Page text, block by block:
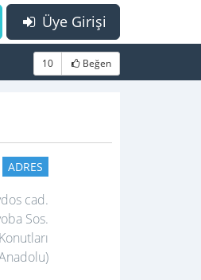
Üye Girişi
10 Beğen
ADRES
cad.
Sos.
Konutları